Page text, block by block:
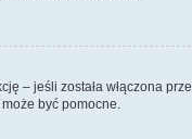
– jeśli została włączona
być pomocne.